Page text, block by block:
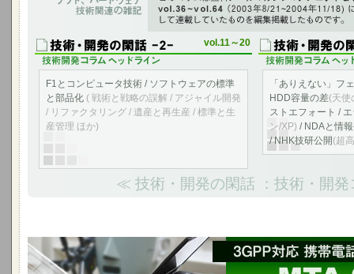
2004年11/18)に 音響と開発の関連コラムとして連載していたものを編集掲
vol.11～20
F1とコンピュータ技術 / ソフトウェアの標準
と部品化 ( 戦術と戦略の誤解 / アジャイル開発
/ リファクタリング / 遺産と再生産 / 標準と生
産管理 ほか)
「ありえない」フ
HDD容量の差(天使
ストエフォート /
ン/XP) / NDAと情
/ NHK技研公開 (超
≪ 技術・開発の閑話 ：技術・開
3GPP対応 携帯電話開発用音響測定システム
TS 26.131/ 26.132 V5.0に準拠、ITU-T P.50とP501の試験信号、Windows